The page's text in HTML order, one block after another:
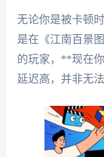
无论你是被卡顿
是在《江南百景
的玩家，**现在
延迟高，并非无